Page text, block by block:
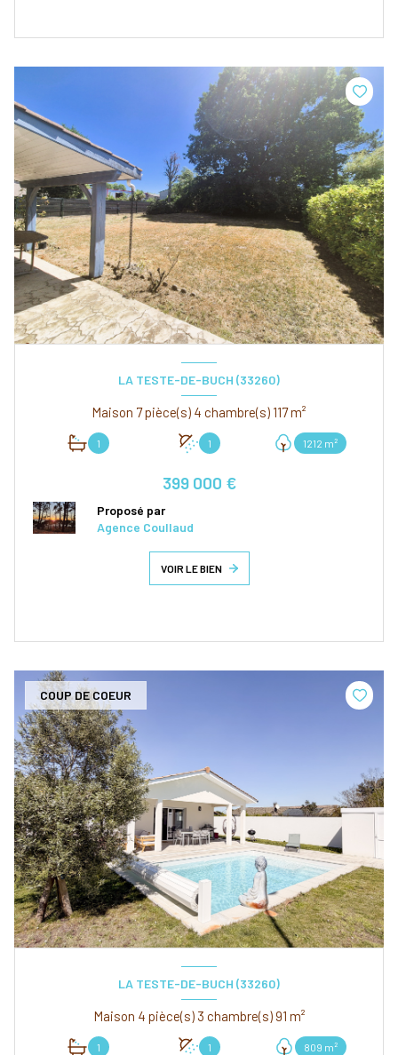
LA TESTE-DE-BUCH (33260)
Maison 7 pièce(s) 4 chambre(s) 117 m²
1 1 1212 m²
399 000 €
Proposé par
Agence Coullaud
VOIR LE BIEN
COUP DE COEUR
LA TESTE-DE-BUCH (33260)
Maison 4 pièce(s) 3 chambre(s) 91 m²
1 1 809 m²